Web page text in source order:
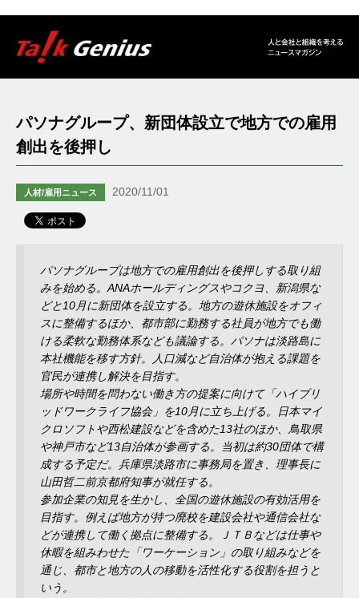
パソナグループ、新団体設立で地方での雇用
創出を後押し
人材/雇用ニュース 2020/11/01
パソナグループは地方での雇用創出を後押しする取り組
みを始める。ANAホールディングスやコクヨ、新潟県な
どと10月に新団体を設立する。地方の遊休施設をオフィ
スに整備するほか、都市部に勤務する社員が地方でも働
ける柔軟な勤務体系なども議論する。パソナは淡路島に
本社機能を移す方針。人口減など自治体が抱える課題を
官民が連携し解決を目指す。
場所や時間を問わない働き方の提案に向けて「ハイブリ
ッドワークライフ協会」を10月に立ち上げる。日本マイ
クロソフトや西松建設などを含めた13社のほか、鳥取県
や神戸市など13自治体が参画する。当初は約30団体で構
成する予定だ。兵庫県淡路市に事務局を置き、理事長に
山田哲二前京都府知事が就任する。
参加企業の知見を生かし、全国の遊休施設の有効活用を
目指す。例えば地方が持つ廃校を建設会社や通信会社な
どが連携して働く拠点に整備する。ＪＴＢなどは仕事や
休暇を組みわせた「ワーケーション」の取り組みなどを
通じ、都市と地方の人の移動を活性化する役割を担うと
いう。